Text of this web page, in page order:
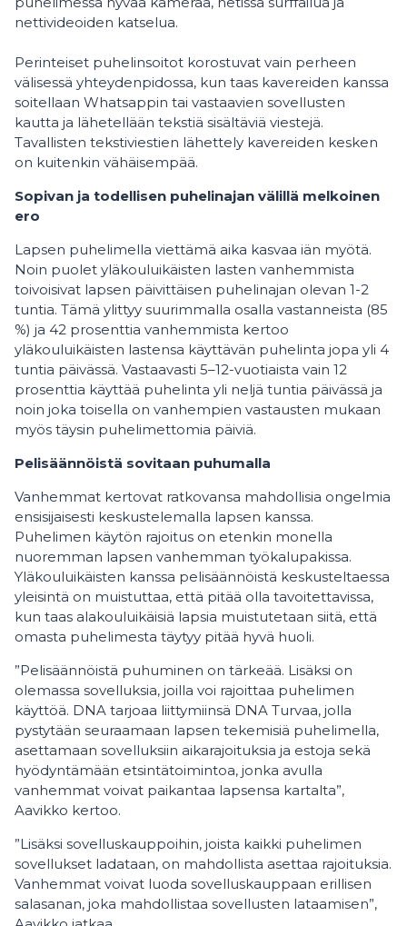
nettivideoiden katselua.
Perinteiset puhelinsoitot korostuvat vain perheen
välisessä yhteydenpidossa, kun taas kavereiden kanssa
soitellaan Whatsappin tai vastaavien sovellusten
kautta ja lähetellään tekstiä sisältäviä viestejä.
Tavallisten tekstiviestien lähettely kavereiden kesken
on kuitenkin vähäisempää.
Sopivan ja todellisen puhelinajan välillä melkoinen
ero
Lapsen puhelimella viettämä aika kasvaa iän myötä.
Noin puolet yläkouluikäisten lasten vanhemmista
toivoisivat lapsen päivittäisen puhelinajan olevan 1-2
tuntia. Tämä ylittyy suurimmalla osalla vastanneista (85
%) ja 42 prosenttia vanhemmista kertoo
yläkouluikäisten lastensa käyttävän puhelinta jopa yli 4
tuntia päivässä. Vastaavasti 5–12-vuotiaista vain 12
prosenttia käyttää puhelinta yli neljä tuntia päivässä ja
noin joka toisella on vanhempien vastausten mukaan
myös täysin puhelimettomia päiviä.
Pelisäännöistä sovitaan puhumalla
Vanhemmat kertovat ratkovansa mahdollisia ongelmia
ensisijaisesti keskustelemalla lapsen kanssa.
Puhelimen käytön rajoitus on etenkin monella
nuoremman lapsen vanhemman työkalupakissa.
Yläkouluikäisten kanssa pelisäännöistä keskusteltaessa
yleisintä on muistuttaa, että pitää olla tavoitettavissa,
kun taas alakouluikäisiä lapsia muistutetaan siitä, että
omasta puhelimesta täytyy pitää hyvä huoli.
”Pelisäännöistä puhuminen on tärkeää. Lisäksi on
olemassa sovelluksia, joilla voi rajoittaa puhelimen
käyttöä. DNA tarjoaa liittymiinsä DNA Turvaa, jolla
pystytään seuraamaan lapsen tekemisiä puhelimella,
asettamaan sovelluksiin aikarajoituksia ja estoja sekä
hyödyntämään etsintätoimintoa, jonka avulla
vanhemmat voivat paikantaa lapsensa kartalta”,
Aavikko kertoo.
”Lisäksi sovelluskauppoihin, joista kaikki puhelimen
sovellukset ladataan, on mahdollista asettaa rajoituksia.
Vanhemmat voivat luoda sovelluskauppaan erillisen
salasanan, joka mahdollistaa sovellusten lataamisen”,